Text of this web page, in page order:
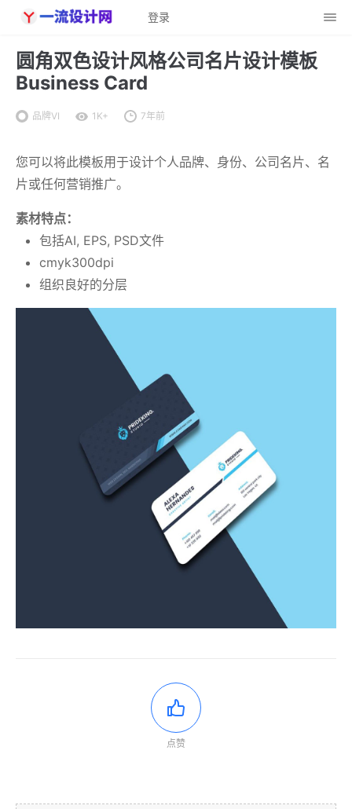
登录
圆角双色设计风格公司名片设计模板
Business Card
品牌VI 1K+ 7年前
您可以将此模板用于设计个人品牌、身份、公司名片、名
片或任何营销推广。
素材特点：
包括AI, EPS, PSD文件
cmyk300dpi
组织良好的分层
点赞